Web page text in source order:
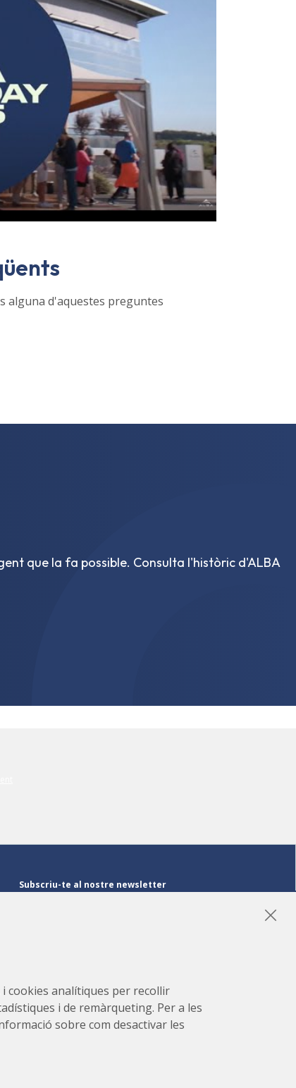
alguna d'aquestes preguntes
que la fa possible. Consulta l'històric d'ALBA
Subscriu-te al nostre newsletter
cookies analítiques per recollir
i de remàrqueting. Per a les
sobre com desactivar les